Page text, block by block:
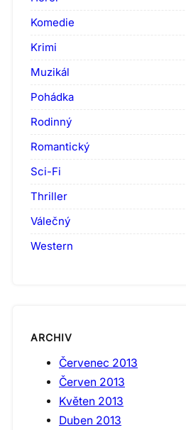
Komedie
Krimi
Muzikál
Pohádka
Rodinný
Romantický
Sci-Fi
Thriller
Válečný
Western
ARCHIV
Červenec 2013
Červen 2013
Květen 2013
Duben 2013